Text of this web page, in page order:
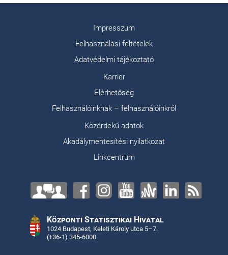
Impresszum
Felhasználási feltételek
Adatvédelmi tájékoztató
Karrier
Elérhetőség
Felhasználóinknak – felhasználóinkról
Közérdekű adatok
Akadálymentesítési nyilatkozat
Linkcentrum
Központi Statisztikai Hivatal
1024 Budapest, Keleti Károly utca 5–7.
(+36-1) 345-6000